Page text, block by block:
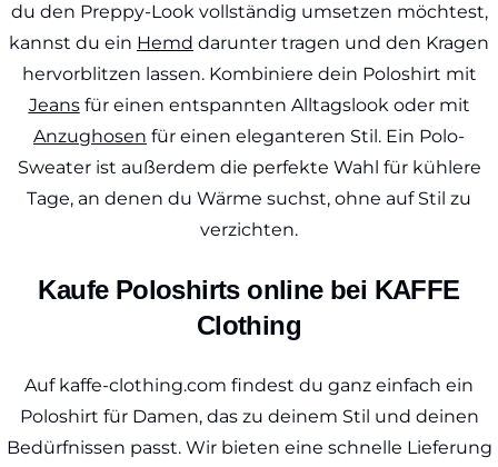
du den Preppy-Look vollständig umsetzen möchtest,
kannst du ein Hemd darunter tragen und den Kragen
hervorblitzen lassen. Kombiniere dein Poloshirt mit
Jeansfür einen entspannten Alltagslook oder mit
Anzughosen für einen eleganteren Stil. Ein Polo-
Sweater ist außerdem die perfekte Wahl für kühlere
Tage, an denen du Wärme suchst, ohne auf Stil zu
verzichten.
Kaufe Poloshirts online bei KAFFE
Clothing
Auf kaffe-clothing.com findest du ganz einfach ein
Poloshirt für Damen, das zu deinem Stil und deinen
Bedürfnissen passt. Wir bieten eine schnelle Lieferung